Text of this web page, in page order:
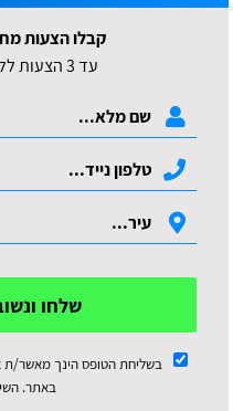
קבלו הצעות
עד 3 הצעות ללא התחייבות בחינם:
שלחו
בשליחת הטופס הינך מאשר/
באתר.